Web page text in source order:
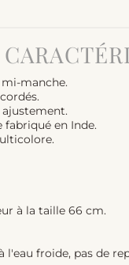
manche.
fabriqué en Inde.
à la taille 66 cm.
l'eau froide, pas de